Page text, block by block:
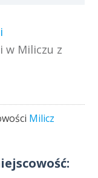
w Miliczu z
Milicz